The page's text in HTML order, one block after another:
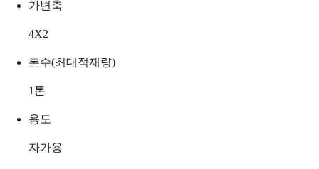
가변축
4X2
톤수(최대적재량)
1 톤
용도
자가용